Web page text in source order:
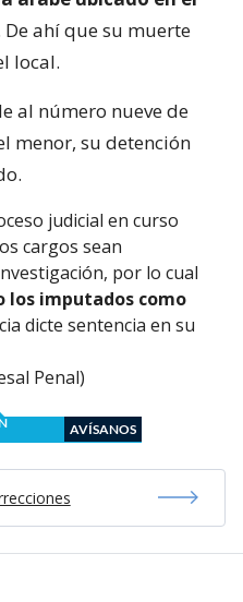
De ahí que su muerte
local.
al número nueve de
menor, su detención
judicial en curso
cargos sean
por lo cual
los imputados como
dicte sentencia en su
Penal)
AVÍSANOS